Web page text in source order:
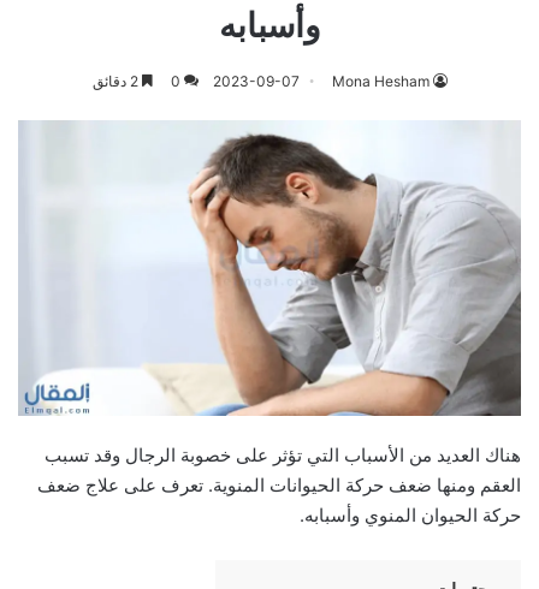
وأسبابه
Mona Hesham
2023-09-07
0 2 دقائق
هناك العديد من الأسباب التي تؤثر على خصوبة الرجال وقد تسبب
العقم ومنها ضعف حركة الحيوانات المنوية. تعرف على علاج ضعف
حركة الحيوان المنوي وأسبابه.